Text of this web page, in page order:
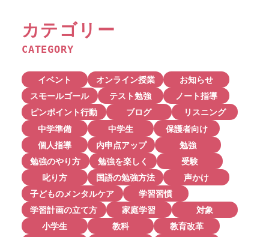
カテゴリー
CATEGORY
イベント オンライン授業
お知らせ
スモールゴール
テスト勉強
ノート指導
ピンポイント行動
ブログ
リスニング
中学準備
中学生
保護者向け
個人指導
内申点アップ
勉強
勉強のやり方
勉強を楽しく
受験
叱り方
国語の勉強方法
声かけ
子どものメンタルケア
学習習慣
学習計画の立て方
家庭学習
対象
小学生
教科
教育改革